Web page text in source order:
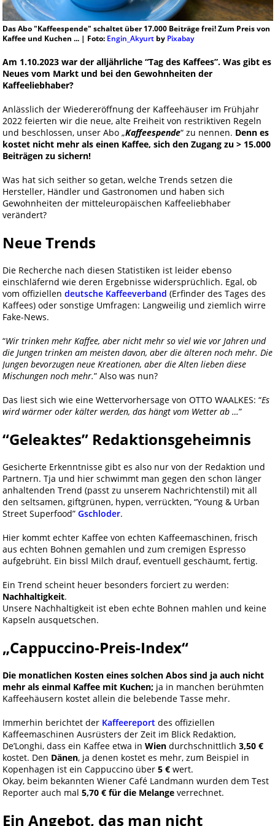
Das Abo "Kaffeespende" schaltet über 17.000 Beiträge frei! Zum Preis von
Kaffee und Kuchen ... | Foto: Engin_Akyurtby Pixabay
Am 1.10.2023 war der alljährliche “Tag des Kaffees”. Was gibt es
Neues vom Markt und bei den Gewohnheiten der
Kaffeeliebhaber?
Anlässlich der Wiedereröffnung der Kaffeehäuser im Frühjahr
2022 feierten wir die neue, alte Freiheit von restriktiven Regeln
und beschlossen, unser Abo „Kaffeespende“ zu nennen. Denn es
kostet nicht mehr als einen Kaffee, sich den Zugang zu > 15.000
Beiträgen zu sichern!
Was hat sich seither so getan, welche Trends setzen die
Hersteller, Händler und Gastronomen und haben sich
Gewohnheiten der mitteleuropäischen Kaffeeliebhaber
verändert?
Neue Trends
Die Recherche nach diesen Statistiken ist leider ebenso
einschläfernd wie deren Ergebnisse widersprüchlich. Egal, ob
vom offiziellen deutsche Kaffeeverband (Erfinder des Tages des
Kaffees) oder sonstige Umfragen: Langweilig und ziemlich wirre
Fake-News.
“Wir trinken mehr Kaffee, aber nicht mehr so viel wie vor Jahren und
die Jungen trinken am meisten davon, aber die älteren noch mehr. Die
Jungen bevorzugen neue Kreationen, aber die Alten lieben diese
Mischungen noch mehr.” Also was nun?
Das liest sich wie eine Wettervorhersage von OTTO WAALKES: “Es
wird wärmer oder kälter werden, das hängt vom Wetter ab …”
“Geleaktes” Redaktionsgeheimnis
Gesicherte Erkenntnisse gibt es also nur von der Redaktion und
Partnern. Tja und hier schwimmt man gegen den schon länger
anhaltenden Trend (passt zu unserem Nachrichtenstil) mit all
den seltsamen, giftgrünen, hypen, verrückten, “Young & Urban
Street Superfood” Gschloder.
Hier kommt echter Kaffee von echten Kaffeemaschinen, frisch
aus echten Bohnen gemahlen und zum cremigen Espresso
aufgebrüht. Ein bissl Milch drauf, eventuell geschäumt, fertig.
Ein Trend scheint heuer besonders forciert zu werden:
Nachhaltigkeit.
Unsere Nachhaltigkeit ist eben echte Bohnen mahlen und keine
Kapseln ausquetschen.
„Cappuccino-Preis-Index“
Die monatlichen Kosten eines solchen Abos sind ja auch nicht
mehr als einmal Kaffee mit Kuchen;ja in manchen berühmten
Kaffeehäusern kostet allein die belebende Tasse mehr.
Immerhin berichtet der Kaffeereportdes offiziellen
Kaffeemaschinen Ausrüsters der Zeit im Blick Redaktion,
De’Longhi, dass ein Kaffee etwa in Wiendurchschnittlich 3,50 €
kostet. Den Dänen, ja denen kostet es mehr, zum Beispiel in
Kopenhagen ist ein Cappuccino über 5 €wert.
Okay, beim bekannten Wiener Café Landmann wurden dem Test
Reporter auch mal 5,70 € für die Melangeverrechnet.
Ein Angebot, das man nicht